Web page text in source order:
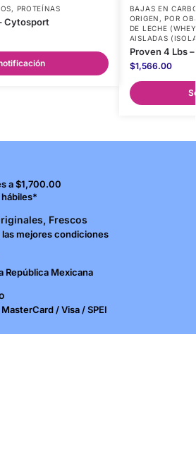
, PROTEÍNAS
Cytosport
BAJAS EN
ORIGEN ,POR
DE LECHE
AISLADAS
Proven 4 Lbs
$1,566.00
a $1,700.00
hábiles*
Frescos
mejores condiciones
República Mexicana
/ Visa / SPEI